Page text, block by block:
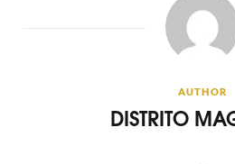
AUTHOR
DISTRITO